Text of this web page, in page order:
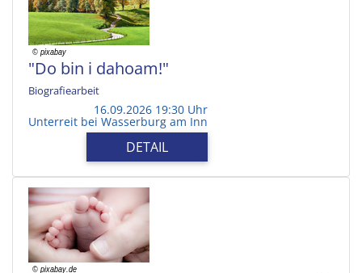
"Do bin i dahoam!"
Biografiearbeit
16.09.2026 19:30 Uhr
Unterreit bei Wasserburg am Inn
DETAIL